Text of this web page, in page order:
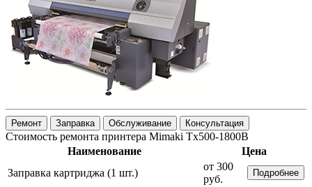
Ремонт Заправка Обслуживание Консультация
Стоимость ремонта принтера Mimaki Tx500-1800B
Наименование
Цена
Заправка картриджа (1 шт.)
от 300
руб.
Подробнее